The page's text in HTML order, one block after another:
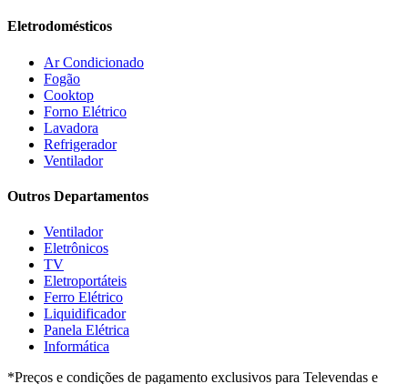
Eletrodomésticos
Ar Condicionado
Fogão
Cooktop
Forno Elétrico
Lavadora
Refrigerador
Ventilador
Outros Departamentos
Ventilador
Eletrônicos
TV
Eletroportáteis
Ferro Elétrico
Liquidificador
Panela Elétrica
Informática
*Preços e condições de pagamento exclusivos para Televendas e